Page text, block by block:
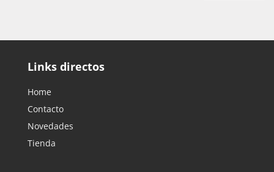
Links directos
Home
Contacto
Novedades
Tienda